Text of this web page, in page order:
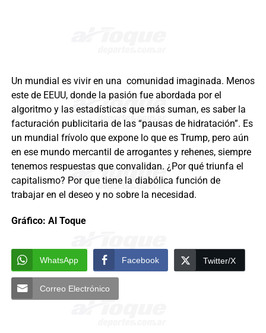
Un mundial es vivir en una comunidad imaginada. Menos
este de EEUU, donde la pasión fue abordada por el
algoritmo y las estadísticas que más suman, es saber la
facturación publicitaria de las “pausas de hidratación”. Es
un mundial frívolo que expone lo que es Trump, pero aún
en ese mundo mercantil de arrogantes y rehenes, siempre
tenemos respuestas que convalidan. ¿Por qué triunfa el
capitalismo? Por que tiene la diabólica función de
trabajar en el deseo y no sobre la necesidad.
Gráfico: Al Toque
WhatsApp Facebook Twitter/X
Correo Electrónico